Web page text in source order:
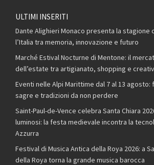
ULTIMI INSERITI
Dante Alighieri Monaco presenta la stagione
l’Italia tra memoria, innovazione e futuro
Marché Estival Nocturne di Mentone: il
dell’estate tra artigianato, shopping e
Eventi nelle Alpi Marittime dal 7 al 13
sagre e tradizioni da non perdere
Saint-Paul-de-Vence celebra Santa Chiara
luminosi: la festa medievale incontra la
Azzurra
Festival di Musica Antica della Roya 2026: a
della Roya torna la grande musica barocca